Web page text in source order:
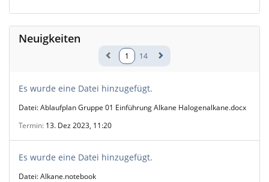
Neuigkeiten
1 14
Es wurde eine Datei hinzugefügt.
Datei: Ablaufplan Gruppe 01 Einführung Alkane Halogenalkane.docx
Termin 13. Dez 2023, 11:20
Es wurde eine Datei hinzugefügt.
Datei: Alkane.notebook